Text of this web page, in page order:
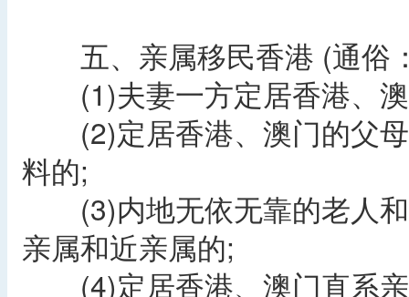
五、亲属移民香港 (通俗
(1)夫妻一方定居香港、澳
(2)定居香港、澳门的父母
料的;
(3)内地无依无靠的老人和
亲属和近亲属的;
(4)定居香港、澳门直系亲